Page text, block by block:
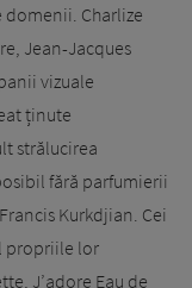
Charlize
Jean-Jacques
vizuale
ținute
strălucirea
fără parfumierii
Kurkdjian. Cei
propriile lor
J’adore Eau de